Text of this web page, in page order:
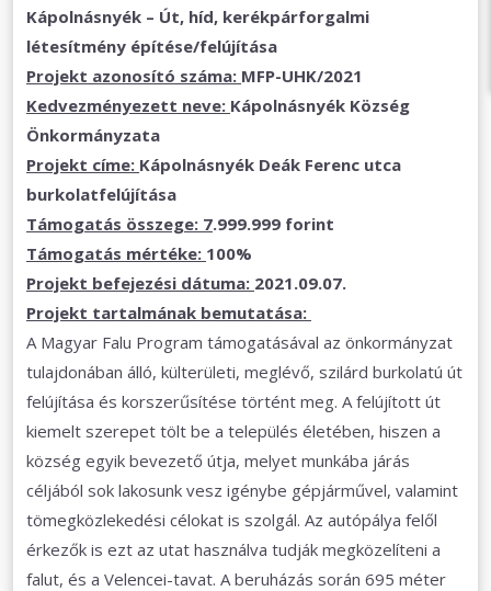
Kápolnásnyék – Út, híd, kerékpárforgalmi
létesítmény építése/felújítása
Projekt azonosító száma: MFP-UHK/2021
Kedvezményezett neve: Kápolnásnyék Község
Önkormányzata
Projekt címe: Kápolnásnyék Deák Ferenc utca
burkolatfelújítása
Támogatás összege: 7.999.999 forint
Támogatás mértéke: 100%
Projekt befejezési dátuma: 2021.09.07.
Projekt tartalmának bemutatása:
A Magyar Falu Program támogatásával az önkormányzat
tulajdonában álló, külterületi, meglévő, szilárd burkolatú út
felújítása és korszerűsítése történt meg. A felújított út
kiemelt szerepet tölt be a település életében, hiszen a
község egyik bevezető útja, melyet munkába járás
céljából sok lakosunk vesz igénybe gépjárművel, valamint
tömegközlekedési célokat is szolgál. Az autópálya felől
érkezők is ezt az utat használva tudják megközelíteni a
falut, és a Velencei-tavat. A beruházás során 695 méter